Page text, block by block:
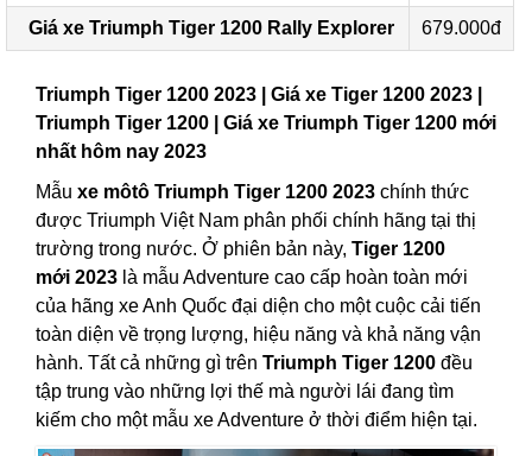
Giá xe Triumph Tiger 1200 Rally Explorer 679.000đ
Triumph Tiger 1200 2023 | Giá xe Tiger 1200 2023 |
Triumph Tiger 1200 | Giá xe Triumph Tiger 1200 mới
nhất hôm nay 2023
Mẫu xe môtô Triumph Tiger 1200 2023 chính thức
được Triumph Việt Nam phân phối chính hãng tại thị
trường trong nước. Ở phiên bản này, Tiger 1200
mới 2023 là mẫu Adventure cao cấp hoàn toàn mới
của hãng xe Anh Quốc đại diện cho một cuộc cải tiến
toàn diện về trọng lượng, hiệu năng và khả năng vận
hành. Tất cả những gì trên Triumph Tiger 1200 đều
tập trung vào những lợi thế mà người lái đang tìm
kiếm cho một mẫu xe Adventure ở thời điểm hiện tại.